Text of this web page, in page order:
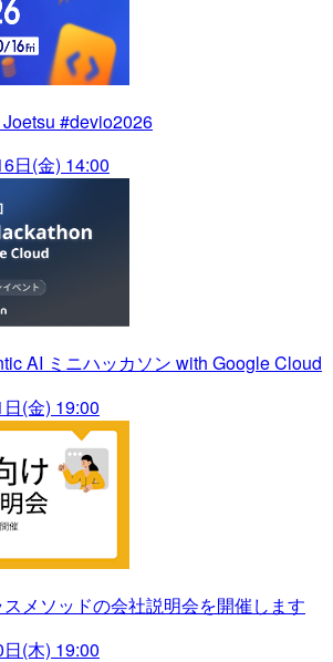
#devio2026
日(金) 14:00
AI ミニハッカソン with Google Cloud
(金) 19:00
スメソッドの会社説明会を開催します
(木) 19:00